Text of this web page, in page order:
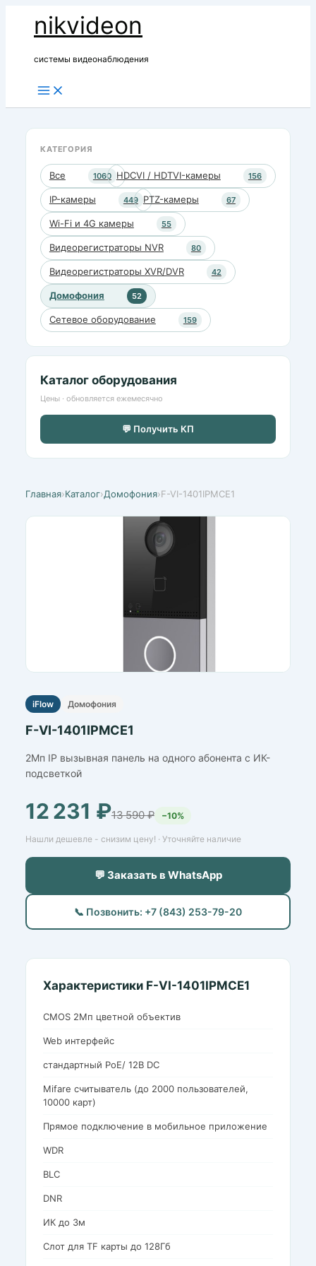
nikvideon
системы видеонаблюдения
КАТЕГОРИЯ
Все 1060 HDCVI / HDTVI-камеры 156
IP-камеры 449 PTZ-камеры 67
Wi-Fi и 4G камеры 55
Видеорегистраторы NVR 80
Видеорегистраторы XVR/DVR 42
Домофония 52
Сетевое оборудование 159
Каталог оборудования
Цены · обновляется ежемесячно
💬 Получить КП
Главная›Каталог›Домофония›F-VI-1401IPMCE1
iFlow Домофония
F-VI-1401IPMCE1
2Мп IP вызывная панель на одного абонента с ИК-
подсветкой
12 231 ₽13 590 ₽ −10%
Нашли дешевле - снизим цену! · Уточняйте наличие
💬 Заказать в WhatsApp
📞 Позвонить: +7 (843) 253-79-20
Характеристики F-VI-1401IPMCE1
CMOS 2Мп цветной объектив
Web интерфейс
стандартный PoE/ 12В DC
Mifare считыватель (до 2000 пользователей,
10000 карт)
Прямое подключение в мобильное приложение
WDR
BLC
DNR
ИК до 3м
Слот для TF карты до 128Гб